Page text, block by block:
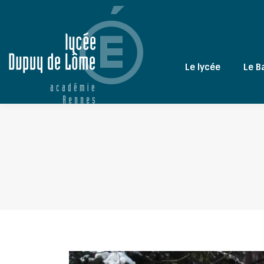
Le lycée Le